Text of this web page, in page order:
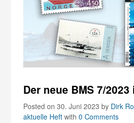
Der neue BMS 7/
Posted on 30. Juni 2023by Dirk
aktuelle Heft with0 Comments